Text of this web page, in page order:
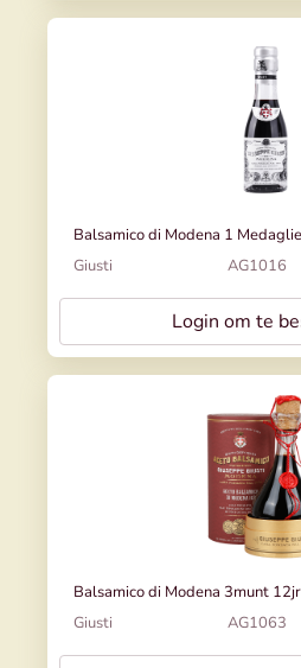
Balsamico di Modena 1
Giusti
AG1016
Login om te
Balsamico di Modena 3munt
Giusti
AG1063